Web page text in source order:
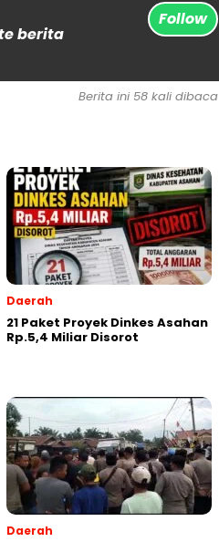
berita
Follow
Berita ini 58 kali dibaca
Daerah
21 Paket Proyek Dinkes Asahan
Rp.5,4 Miliar Disorot
Daerah